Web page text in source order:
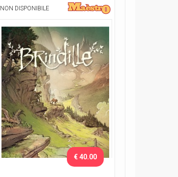
NON DISPONIBILE
€ 40.00